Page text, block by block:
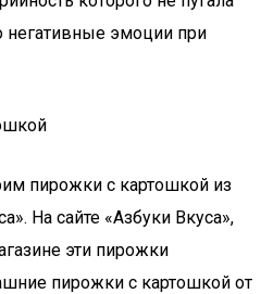
негативные эмоции при
пирожки с картошкой из
На сайте «Азбуки Вкуса»,
эти пирожки
пирожки с картошкой от